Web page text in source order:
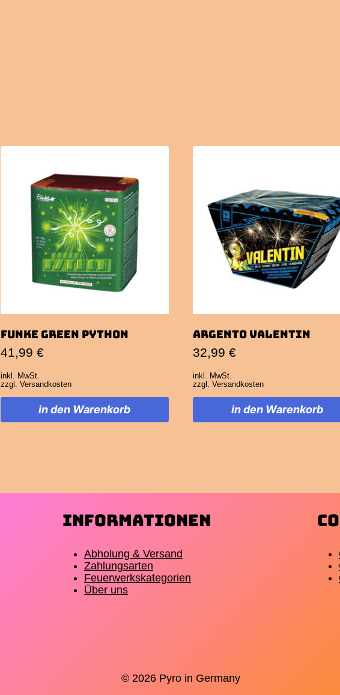
Funke Green Python
41,99 €
inkl. MwSt.
zzgl. Versandkosten
in den Warenkorb
Argento Valentin
32,99 €
inkl. MwSt.
zzgl. Versandkosten
in den Warenkorb
Informationen
Abholung & Versand
Zahlungsarten
Feuerwerkskategorien
Über uns
© 2026 Pyro in Germany